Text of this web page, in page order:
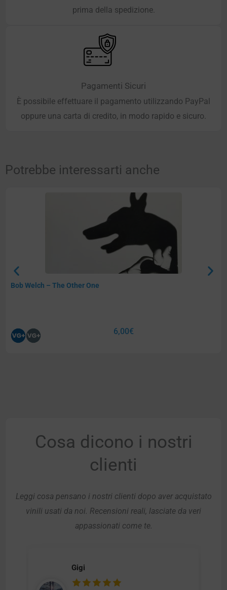
prima della spedizione.
Pagamenti Sicuri
È possibile effettuare il pagamento utilizzando PayPal
oppure una carta di credito, in modo rapido e sicuro.
Potrebbe interessarti anche
Bob Welch – The Other One
6,00€
Cosa dicono i nostri
clienti
Leggi cosa pensano i nostri clienti dopo aver acquistato
vinili usati da noi. Recensioni reali, lasciate da veri
appassionati come te.
Gigi